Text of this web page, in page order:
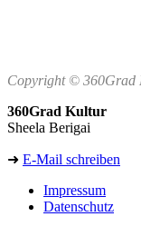
Copyright © 360Grad
360Grad Kultur
Sheela Berigai
➜ E-Mail schreiben
Impressum
Datenschutz